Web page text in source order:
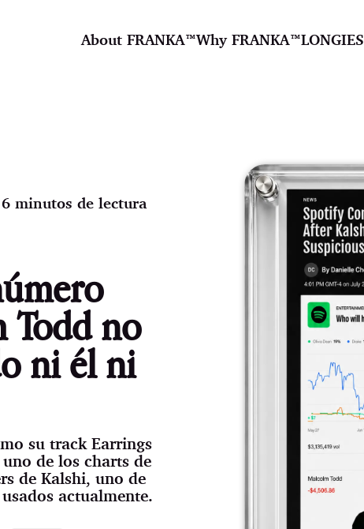
About FRANKA™️Why FRANKA™️LONGIES
minutos de lectura
Todd no
ni él ni
su track Earrings
de los charts de
de Kalshi, uno de
actualmente.